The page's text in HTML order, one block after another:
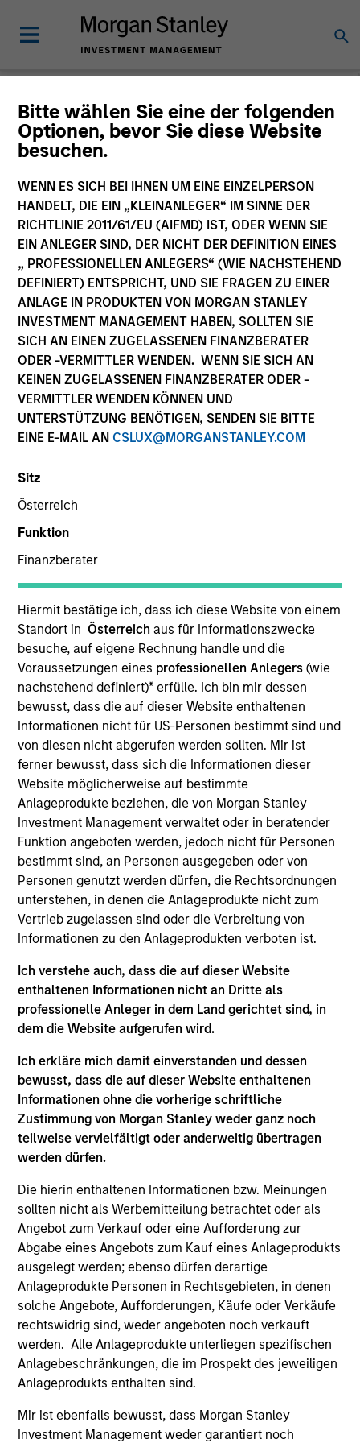
Bitte wählen Sie eine der folgenden
Optionen, bevor Sie diese Website
besuchen.
WENN ES SICH BEI IHNEN UM EINE EINZELPERSON
HANDELT, DIE EIN „KLEINANLEGER“ IM SINNE DER
RICHTLINIE 2011/61/EU (AIFMD) IST, ODER WENN SIE
EIN ANLEGER SIND, DER NICHT DER DEFINITION EINES
„ PROFESSIONELLEN ANLEGERS“ (WIE NACHSTEHEND
DEFINIERT) ENTSPRICHT, UND SIE FRAGEN ZU EINER
ANLAGE IN PRODUKTEN VON MORGAN STANLEY
INVESTMENT MANAGEMENT HABEN, SOLLTEN SIE
SICH AN EINEN ZUGELASSENEN FINANZBERATER
ODER -VERMITTLER WENDEN. WENN SIE SICH AN
KEINEN ZUGELASSENEN FINANZBERATER ODER -
VERMITTLER WENDEN KÖNNEN UND
UNTERSTÜTZUNG BENÖTIGEN, SENDEN SIE BITTE
EINE E-MAIL AN CSLUX@MORGANSTANLEY.COM
Sitz
Österreich
Funktion
Finanzberater
Hiermit bestätige ich, dass ich diese Website von einem
Standort in Österreich aus für Informationszwecke
besuche, auf eigene Rechnung handle und die
Voraussetzungen eines professionellen Anlegers(wie
nachstehend definiert)* erfülle. Ich bin mir dessen
bewusst, dass die auf dieser Website enthaltenen
Informationen nicht für US-Personen bestimmt sind und
von diesen nicht abgerufen werden sollten. Mir ist
ferner bewusst, dass sich die Informationen dieser
Website möglicherweise auf bestimmte
Anlageprodukte beziehen, die von Morgan Stanley
Investment Management verwaltet oder in beratender
Funktion angeboten werden, jedoch nicht für Personen
bestimmt sind, an Personen ausgegeben oder von
Personen genutzt werden dürfen, die Rechtsordnungen
unterstehen, in denen die Anlageprodukte nicht zum
Vertrieb zugelassen sind oder die Verbreitung von
Informationen zu den Anlageprodukten verboten ist.
Ich verstehe auch, dass die auf dieser Website
enthaltenen Informationen nicht an Dritte als
professionelle Anleger in dem Land gerichtet sind, in
dem die Website aufgerufen wird.
Ich erkläre mich damit einverstanden und dessen
bewusst, dass die auf dieser Website enthaltenen
Informationen ohne die vorherige schriftliche
Zustimmung von Morgan Stanley weder ganz noch
teilweise vervielfältigt oder anderweitig übertragen
werden dürfen.
Die hierin enthaltenen Informationen bzw. Meinungen
sollten nicht als Werbemitteilung betrachtet oder als
Angebot zum Verkauf oder eine Aufforderung zur
Abgabe eines Angebots zum Kauf eines Anlageprodukts
ausgelegt werden; ebenso dürfen derartige
Anlageprodukte Personen in Rechtsgebieten, in denen
solche Angebote, Aufforderungen, Käufe oder Verkäufe
rechtswidrig sind, weder angeboten noch verkauft
werden. Alle Anlageprodukte unterliegen spezifischen
Anlagebeschränkungen, die im Prospekt des jeweiligen
Anlageprodukts enthalten sind.
Mir ist ebenfalls bewusst, dass Morgan Stanley
Investment Management weder garantiert noch
Morgan Stanley
Investment Funds
Änderung des Fondsvehikels
Dieses Dokument ist ein Marketingdokument.
Die Wertentwicklung in der Vergangenheit ist kein
verlässlicher Indikator für die künftige Wertentwicklung.
Die Rendite kann infolge von Währungsschwankungen
steigen oder sinken. Alle Performanceangaben werden auf
Basis der Nettoinventarwerte (NIW) berechnet. Alle
Stanley Investment Management.
Klicken Sie auf den Fondsnamen, um Informationen über
die Renditen des Kalenderjahres zu erhalten.
*Basiswährung des Fonds
Dieses Material enthält Informationen über die Teilfonds
von Morgan Stanley Investment Funds, einer in Luxemburg
ansässigen SICAV (Société d’Investissement à Capital
Variable). (die „Gesellschaft“), die im Großherzogtum
Luxemburg als Organismus für gemeinsame Anlagen
gemäß Teil 1 des Gesetzes vom 17. Dezember 2010 in
seiner geänderten Fassung registriert ist. Die Gesellschaft
ist ein Organismus für gemeinsame Anlagen in
Wertpapieren („OGAW“).
Anträge auf Anteile an den Teilfonds sollten erst gestellt
werden, wenn der aktuelle Verkaufsprospekt, das Key
Information Document („KID“) oder das Key Investor
Information Document („KIID“), der Jahres- und
Halbjahresbericht („Angebotsunterlagen“) oder andere
Dokumente, die in Ihrer Nähe online unter
https://www.morganstanley.com/im/msinvf/index.html
verfügbar sind oder kostenlos beim Geschäftssitz von
Morgan Stanley Investment Funds, European Bank and
Senningerberg, R.C.S. Luxemburg B 29 192, erhältlich.
Informationen in Bezug auf Nachhaltigkeitsaspekte des
Fonds und die Zusammenfassung der Anlegerrechte
finden Sie auf der oben erwähnten Webseite.
Italienische Anleger sollten darüber hinaus das
„Erweiterte Zeichnungsformular“ und alle Anleger aus
Hongkong den Abschnitt „Zusätzliche Informationen für
Anleger aus Hongkong“ im Verkaufsprospekt beachten.
Deutschsprachige Exemplare des Verkaufsprospekts, des
KID oder des KIID, der Statuten der Gesellschaft und der
Jahres- und Halbjahresberichte sowie zusätzliche
Informationen sind kostenlos bei der Schweizer Vertretung
Services S.A., 11, rue du Général-Dufour, 1204 Genf,
Schweiz. Die Schweizer Zahlstelle ist Banque Cantonale
de Genève, 17, quai de l’Ile, 1204 Genf, Schweiz.
Beendet die Verwaltungsgesellschaft des entsprechenden
Fonds ihre Vereinbarung zur Vermarktung dieses Fonds in
einem Land des EWR, in dem dieser für den Verkauf
registriert ist, so geschieht dies in Übereinstimmung mit
den OGAW-Vorschriften.
Mit dem Fonds verbundene Begriffe und
Begriffsbestimmungen können Sie unserer Seite mit
demGlossarentnehmen.
Nettoinventarwerte (NAV) und abzüglich Gebühren
berechnet. Provisionen und Kosten, die bei der Ausgabe